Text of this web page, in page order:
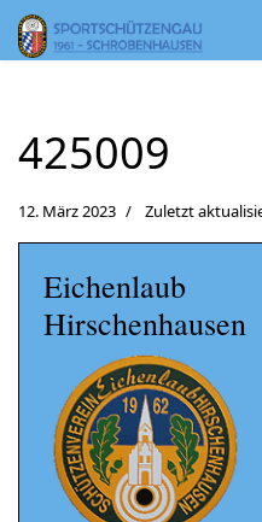
425009
12. März 2023 Zuletzt
Eichenlaub
Hirschenhausen